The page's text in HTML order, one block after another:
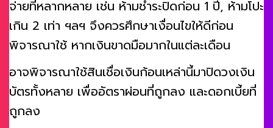
จ่ายที่หลากหลาย เช่น ห้ามชำระปิดก่อน 1 ปี, ห้ามโปะ
เกิน 2 เท่า ฯลฯ จึงควรศึกษาเงื่อนไขให้ดีก่อน
พิจารณาใช้ หากเงินขาดมือมากในแต่ละเดือน
อาจพิจารณาใช้สินเชื่อเงินก้อนเหล่านี้มาปิดวงเงิน
บัตรทั้งหลาย เพื่ออัตราผ่อนที่ถูกลง และดอกเบี้ยที่
ถูกลง